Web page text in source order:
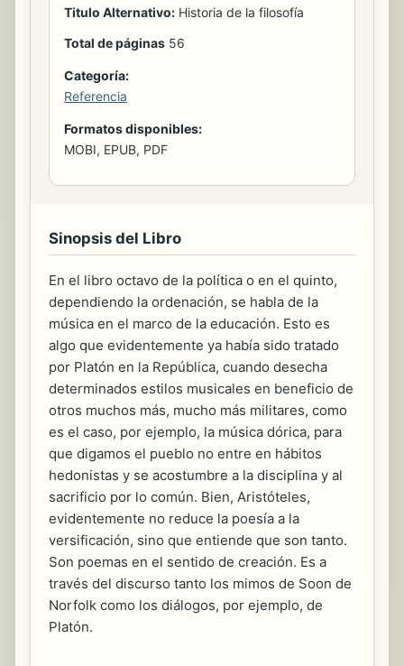
Titulo Alternativo: Historia de la filosofía
Total de páginas 56
Categoría:
Referencia
Formatos disponibles:
MOBI, EPUB, PDF
Sinopsis del Libro
En el libro octavo de la política o en el quinto,
dependiendo la ordenación, se habla de la
música en el marco de la educación. Esto es
algo que evidentemente ya había sido tratado
por Platón en la República, cuando desecha
determinados estilos musicales en beneficio de
otros muchos más, mucho más militares, como
es el caso, por ejemplo, la música dórica, para
que digamos el pueblo no entre en hábitos
hedonistas y se acostumbre a la disciplina y al
sacrificio por lo común. Bien, Aristóteles,
evidentemente no reduce la poesía a la
versificación, sino que entiende que son tanto.
Son poemas en el sentido de creación. Es a
través del discurso tanto los mimos de Soon de
Norfolk como los diálogos, por ejemplo, de
Platón.